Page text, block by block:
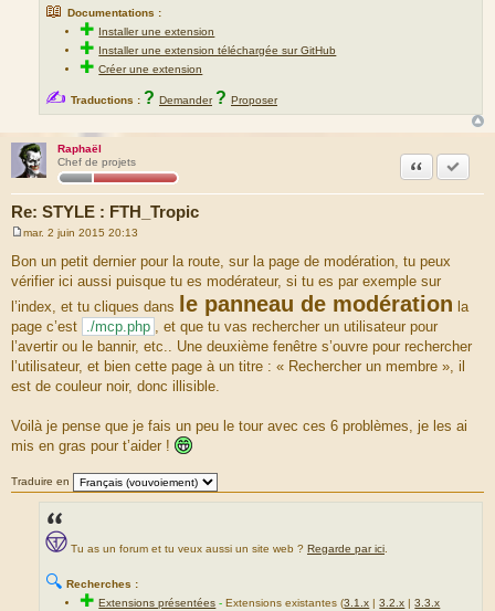
📖 Documentations :
✚ Installer une extension
✚ Installer une extension téléchargée sur GitHub
✚Créer une extension
✍ Traductions : ? Demander ? Proposer
Raphaël
Chef de projets
Re: STYLE : FTH_Tropic
Citation
e
s
s
g
e
mar. 2 juin 2015 20:13
Bon un petit dernier pour la route, sur la page de modération, tu peux
vérifier ici aussi puisque tu es modérateur, si tu es par exemple sur
l’index, et tu cliques dans
le panneau de modération la
page c’est ./mcp.php , et que tu vas rechercher un utilisateur pour
l’avertir ou le bannir, etc.. Une deuxième fenêtre s’ouvre pour rechercher
l’utilisateur, et bien cette page à un titre : « Rechercher un membre », il
est de couleur noir, donc illisible.
Voilà je pense que je fais un peu le tour avec ces 6 problèmes, je les ai
mis en gras pour t’aider !
Traduire en
Tu as un forum et tu veux aussi un site web ? Regarde par ici
🔍 Recherches :
✚Extensions présentées -Extensions existantes (3.1.x |3.2.x |3.3.x